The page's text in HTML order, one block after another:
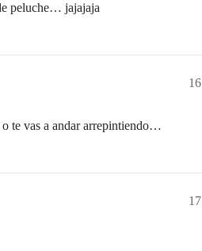
peluche… jajajaja
16
te vas a andar arrepintiendo…
17